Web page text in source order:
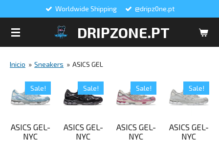
DRIPZONE.PT
Worldwide Shipping @dripz0ne.pt
Inicio » Sneakers » ASICS GEL
Sale!
ASICS GEL-
NYC
Sale!
ASICS GEL-
NYC
Sale!
ASICS GEL-
NYC
Sale!
ASICS GEL-
NYC